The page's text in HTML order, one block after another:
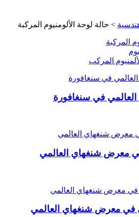
> حالة لوحة الألومنيوم المركبة
المركبة
المركب
في سنغافورة
في معرض شنغهاي العالمي
في معرض شنغهاي العالمي